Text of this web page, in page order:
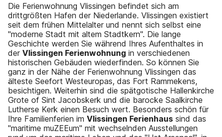
Die Ferienwohnung Vlissingen befindet sich am
drittgrößten Hafen der Niederlande. Vlissingen existiert
seit dem frühen Mittelalter und nennt sich selbst eine
"moderne Stadt mit altem Stadtkern". Die lange
Geschichte werden Sie während Ihres Aufenthaltes in
der Vlissingen Ferienwohnung in verschiedenen
historischen Gebäuden wiederfinden. So können Sie
ganz in der Nähe der Ferienwohnung Vlissingen das
älteste Seefort Westeuropas, das Fort Rammekens,
besichtigen. Weiterhin sind die spätgotische Hallenkirche
Grote of Sint Jacobskerk und die barocke Saalkirche
Lutherse Kerk einen Besuch wert. Besonders schön für
Ihre Familienferien im Vlissingen Ferienhaus sind das
"maritime muZEEum" mit wechselnden Ausstellungen